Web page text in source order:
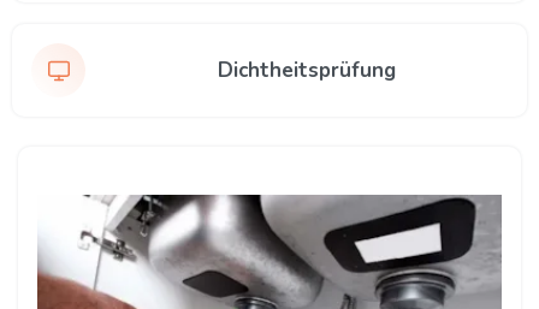
Dichtheitsprüfung